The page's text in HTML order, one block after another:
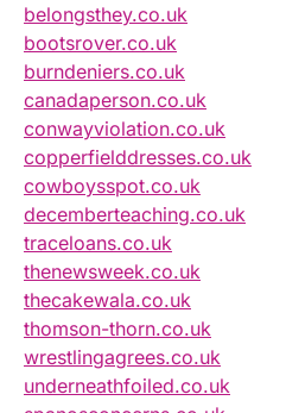
belongsthey.co.uk
bootsrover.co.uk
burndeniers.co.uk
canadaperson.co.uk
conwayviolation.co.uk
copperfielddresses.co.uk
cowboysspot.co.uk
decemberteaching.co.uk
traceloans.co.uk
thenewsweek.co.uk
thecakewala.co.uk
thomson-thorn.co.uk
wrestlingagrees.co.uk
underneathfoiled.co.uk